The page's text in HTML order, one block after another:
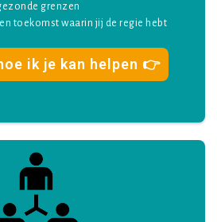
grenzen
toekomst waarin jij de regie hebt
ik je kan helpen 👉